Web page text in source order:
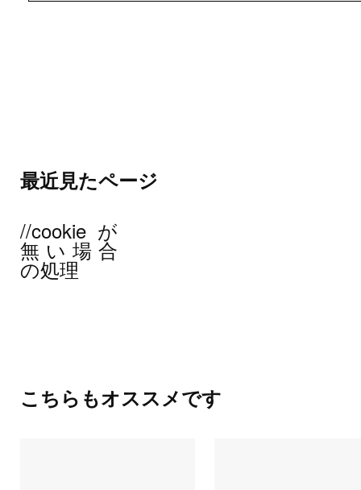
最近見たページ
//cookieが
無い場合
の処理
こちらもオススメです